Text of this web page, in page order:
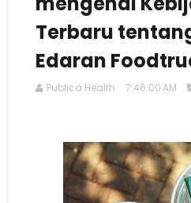
Terbaru
Edaran
Publica Health 7:46:00 AM